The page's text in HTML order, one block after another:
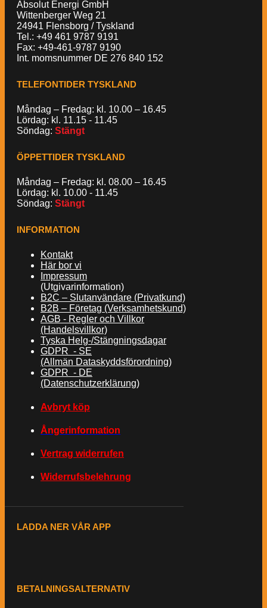
Absolut Energi GmbH
Wittenberger Weg 21
24941 Flensborg / Tyskland
Tel.: +49 461 9787 9191
Fax: +49-461-9787 9190
Int. momsnummer DE 276 840 152
TELEFONTIDER TYSKLAND
Måndag – Fredag: kl. 10.00 – 16.45
Lördag: kl. 11.15 - 11.45
Söndag: Stängt
ÖPPETTIDER TYSKLAND
Måndag – Fredag: kl. 08.00 – 16.45
Lördag: kl. 10.00 - 11.45
Söndag: Stängt
INFORMATION
Kontakt
Här bor vi
Impressum
(Utgivarinformation)
B2C – Slutanvändare (Privatkund)
B2B – Företag (Verksamhetskund)
AGB - Regler och Villkor
(Handelsvillkor)
Tyska Helg-/Stängningsdagar
GDPR - SE
(Allmän Dataskyddsförordning)
GDPR - DE
(Datenschutzerklärung)
Avbryt köp
Ångerinformation
Vertrag widerrufen
Widerrufsbelehrung
LADDA NER VÅR APP
BETALNINGSALTERNATIV